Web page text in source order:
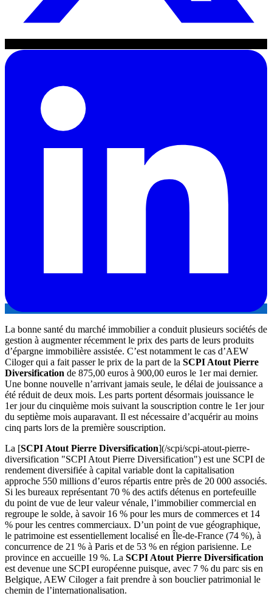
La bonne santé du marché immobilier a conduit plusieurs sociétés de
gestion à augmenter récemment le prix des parts de leurs produits
d’épargne immobilière assistée. C’est notamment le cas d’AEW
Ciloger qui a fait passer le prix de la part de la SCPI Atout Pierre
Diversification de 875,00 euros à 900,00 euros le 1er mai dernier.
Une bonne nouvelle n’arrivant jamais seule, le délai de jouissance a
été réduit de deux mois. Les parts portent désormais jouissance le
1er jour du cinquième mois suivant la souscription contre le 1er jour
du septième mois auparavant. Il est nécessaire d’acquérir au moins
cinq parts lors de la première souscription.
La [SCPI Atout Pierre Diversification](/scpi/scpi-atout-pierre-
diversification "SCPI Atout Pierre Diversification") est une SCPI de
rendement diversifiée à capital variable dont la capitalisation
approche 550 millions d’euros répartis entre près de 20 000 associés.
Si les bureaux représentant 70 % des actifs détenus en portefeuille
du point de vue de leur valeur vénale, l’immobilier commercial en
regroupe le solde, à savoir 16 % pour les murs de commerces et 14
% pour les centres commerciaux. D’un point de vue géographique,
le patrimoine est essentiellement localisé en Île-de-France (74 %), à
concurrence de 21 % à Paris et de 53 % en région parisienne. Le
province en accueille 19 %. La SCPI Atout Pierre Diversification
est devenue une SCPI européenne puisque, avec 7 % du parc sis en
Belgique, AEW Ciloger a fait prendre à son bouclier patrimonial le
chemin de l’internationalisation.